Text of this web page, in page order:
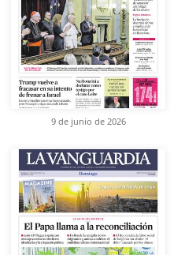
9 de junio de 2026